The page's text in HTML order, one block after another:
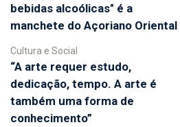
bebidas alcoólicas" é a
manchete do Açoriano Oriental
Cultura e Social
“A arte requer estudo,
dedicação, tempo. A arte é
também uma forma de
conhecimento”